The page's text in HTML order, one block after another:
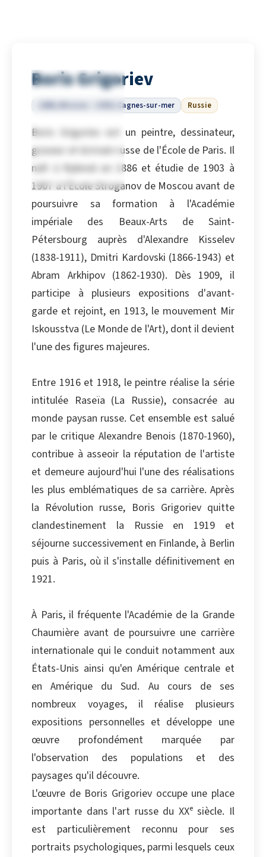
Boris Grigoriev
1886, Moscou – 1939, Cagnes-sur-mer Russie
Boris Grigoriev est un peintre, dessinateur,
graveur et écrivain russe de l'École de Paris. Il
naît à Rybinsk en 1886 et étudie de 1903 à
1907 à l'École Stroganov de Moscou avant de
poursuivre sa formation à l'Académie
impériale des Beaux-Arts de Saint-
Pétersbourg auprès d'Alexandre Kisselev
(1838-1911), Dmitri Kardovski (1866-1943) et
Abram Arkhipov (1862-1930). Dès 1909, il
participe à plusieurs expositions d'avant-
garde et rejoint, en 1913, le mouvement Mir
Iskousstva (Le Monde de l'Art), dont il devient
l'une des figures majeures.
Entre 1916 et 1918, le peintre réalise la série
intitulée Raseïa (La Russie), consacrée au
monde paysan russe. Cet ensemble est salué
par le critique Alexandre Benois (1870-1960),
contribue à asseoir la réputation de l'artiste
et demeure aujourd'hui l'une des réalisations
les plus emblématiques de sa carrière. Après
la Révolution russe, Boris Grigoriev quitte
clandestinement la Russie en 1919 et
séjourne successivement en Finlande, à Berlin
puis à Paris, où il s'installe définitivement en
1921.
À Paris, il fréquente l'Académie de la Grande
Chaumière avant de poursuivre une carrière
internationale qui le conduit notamment aux
États-Unis ainsi qu'en Amérique centrale et
en Amérique du Sud. Au cours de ses
nombreux voyages, il réalise plusieurs
expositions personnelles et développe une
œuvre profondément marquée par
l'observation des populations et des
paysages qu'il découvre.
L'œuvre de Boris Grigoriev occupe une place
importante dans l'art russe du XXᵉ siècle. Il
est particulièrement reconnu pour ses
portraits psychologiques, parmi lesquels ceux
Copier